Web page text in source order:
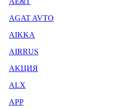
AGAT AVTO
AIKKA
AIRRUS
AKЦИЯ
ALX
APP